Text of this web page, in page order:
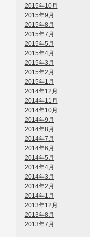
2015年10月
2015年9月
2015年8月
2015年7月
2015年5月
2015年4月
2015年3月
2015年2月
2015年1月
2014年12月
2014年11月
2014年10月
2014年9月
2014年8月
2014年7月
2014年6月
2014年5月
2014年4月
2014年3月
2014年2月
2014年1月
2013年12月
2013年8月
2013年7月